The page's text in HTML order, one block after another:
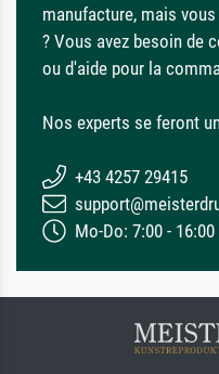
manufacture, mais
? Vous avez besoin de
ou d'aide pour la
Nos experts se feront
+43 4257 29415
Mo-Do: 7:00 -